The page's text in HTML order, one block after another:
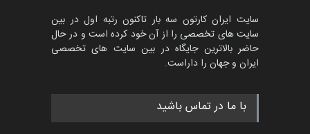
پنجمین مسابقۀ بین‌المللی
کارتون طنز «کلاه‌ای…
مهلت
سایت ایران کارتون سه بار تاکنون رتبه اول در بین
سایت های تخصصی را از آن خود کرده است و در حال
حاضر بالاترین جایگاه در بین سایت های تخصصی
ایران و جهان را داراست.
با ما در تماس باشید